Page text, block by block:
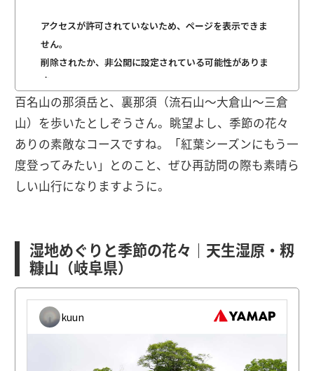
百名山の那須岳と、裏那須（流石山〜大倉山〜三倉
山）を歩いたとしぞうさん。眺望よし、季節の花々
ありの素敵なコースですね。「紅葉シーズンにもう一
度登ってみたい」とのこと、ぜひ再訪問の際も素晴ら
しい山行になりますように。
湿地めぐりと季節の花々｜天生湿原・籾
糠山（岐阜県）